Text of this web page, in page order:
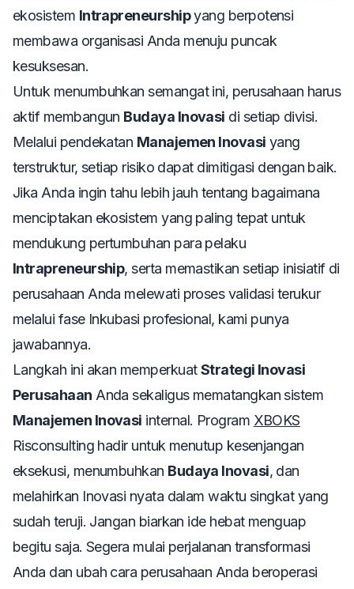
ekosistem Intrapreneurshipyang berpotensi
membawa organisasi Anda menuju puncak
kesuksesan.
Untuk menumbuhkan semangat ini, perusahaan harus
aktif membangun Budaya Inovasi di setiap divisi.
Melalui pendekatan Manajemen Inovasi yang
terstruktur, setiap risiko dapat dimitigasi dengan baik.
Jika Anda ingin tahu lebih jauh tentang bagaimana
menciptakan ekosistem yang paling tepat untuk
mendukung pertumbuhan para pelaku
Intrapreneurship, serta memastikan setiap inisiatif di
perusahaan Anda melewati proses validasi terukur
melalui fase Inkubasi profesional, kami punya
jawabannya.
Langkah ini akan memperkuatStrategi Inovasi
Perusahaan Anda sekaligus mematangkan sistem
Manajemen Inovasi internal. Program XBOKS
Risconsulting hadir untuk menutup kesenjangan
eksekusi, menumbuhkan Budaya Inovasi, dan
melahirkan Inovasi nyata dalam waktu singkat yang
sudah teruji. Jangan biarkan ide hebat menguap
begitu saja. Segera mulai perjalanan transformasi
Anda dan ubah cara perusahaan Anda beroperasi